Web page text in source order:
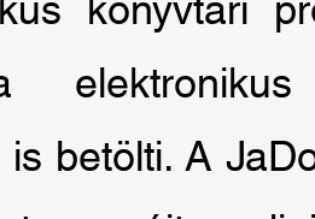
betölti. A